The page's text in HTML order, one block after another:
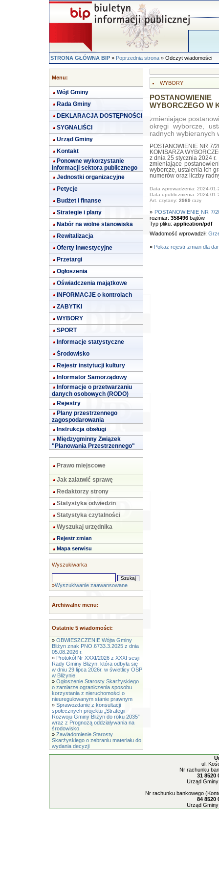
STRONA GŁÓWNA BIP»Poprzednia strona» Odczyt wiadomości
Menu:
Wójt Gminy
Rada Gminy
DEKLARACJA DOSTĘPNOŚCI
SYGNALIŚCI
Urząd Gminy
Kontakt
Ponowne wykorzystanie
informacji sektora publicznego
Jednostki organizacyjne
Petycje
Budżet i finanse
Strategie i plany
Nabór na wolne stanowiska
Rewitalizacja
Oferty inwestycyjne
Przetargi
Ogłoszenia
Oświadczenia majątkowe
INFORMACJE o kontrolach
ZABYTKI
WYBORY
SPORT
Informacje statystyczne
Środowisko
Rejestr instytucji kultury
Informator Samorządowy
Informacje o przetwarzaniu
danych osobowych (RODO)
Rejestry
Plany przestrzennego
zagospodarowania
Instrukcja obsługi
Międzygminny Związek
"Planowania Przestrzennego"
Prawo miejscowe
Jak załatwić sprawę
Redaktorzy strony
Statystyka odwiedzin
Statystyka czytalności
Wyszukaj urzędnika
Rejestr zmian
Mapa serwisu
Wyszukiwarka
»Wyszukiwanie zaawansowane
Archiwalne menu:
Ostatnie 5 wiadomości:
» OBWIESZCZENIE Wójta Gminy
Bliżyn znak PNO.6733.3.2025 z dnia
05.08.2026 r.
» Protokół Nr XXXI/2026 z XXXI sesji
Rady Gminy Bliżyn, która odbyła się
w dniu 29 lipca 2026r. w świetlicy OSP
w Bliżynie.
» Ogłoszenie Starosty Skarżyskiego
o zamiarze ograniczenia sposobu
korzystania z nieruchomości o
nieuregulowanym stanie prawnym
» Sprawozdanie z konsultacji
społecznych projektu „Strategii
Rozwoju Gminy Bliżyn do roku 2035”
wraz z Prognozą oddziaływania na
środowisko.
» Zawiadomienie Starosty
Skarżyskiego o zebraniu materiału do
wydania decyzji
WYBORY
WYBORCZEGO W
zmieniające
okręgi wyborcze,
radnych wybieranych
POSTANOWIENIE NR 7/
KOMISARZA
z dnia 25 stycznia 2024 r.
zmieniające
wyborcze, ustalenia ich
numerów oraz liczby
Data wprowadzenia: 2024-01-
Data upublicznienia: 2024-01-
Art. czytany: 2969 razy
» POSTANOWIENIE NR 7/
rozmiar: 358496bajtów
Typ pliku: application/pdf
Wiadomość wprowadził:
» Pokaż rejestr zmian dla
ul.
Nr rachunku
31 8520
Urząd
Nr rachunku bankowego
84 8520
Urząd